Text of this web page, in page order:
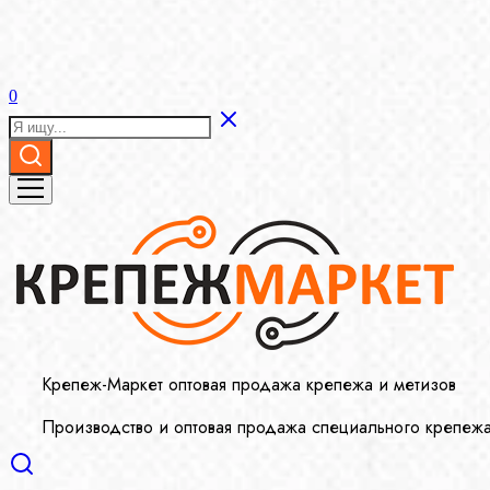
0
Крепеж-Маркет оптовая продажа крепежа и метизов
Производство и оптовая продажа специального